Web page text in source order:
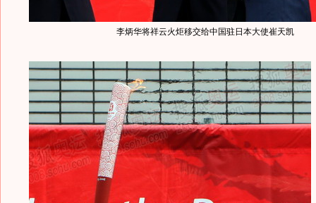
李炳华将祥云火炬移交给中国驻日本大使崔天凯